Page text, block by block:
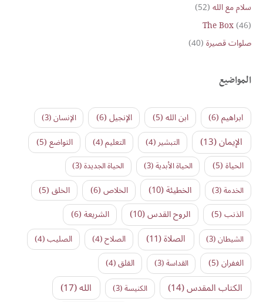
سلام مع الله(52)
The Box(46)
صلوات قصيرة(40)
المواضيع
ابراهيم(6) ابن الله(5) الإنجيل(6) الإنسان(3)
الإيمان(13) التبشير(4) التعليم(4) التواضع(5)
الحياة(5) الحياة الأبدية(3) الحياة الجديدة(3)
الخدمة(3) الخطيئة(10) الخلاص(6) الخلق(5)
الذنب(5) الروح القدس(10) الشريعة(6)
الشيطان(3) الصلاة(11) الصلاح(4) الصليب(4)
الغفران(5) القداسة(3) القلق(4)
الكتاب المقدس(14) الكنيسة(3) الله(17)